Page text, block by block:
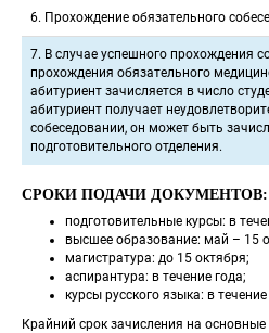
6. Прохождение обязательного
7. В случае успешного прохождения
прохождения обязательного
абитуриент зачисляется в число
абитуриент получает
собеседовании, он может быть
подготовительного отделения.
СРОКИ ПОДАЧИ ДОКУМЕНТОВ:
подготовительные курсы: в
высшее образование: май – 15
магистратура: до 15 октября;
аспирантура: в течение года;
курсы русского языка: в течение
Крайний срок зачисления на